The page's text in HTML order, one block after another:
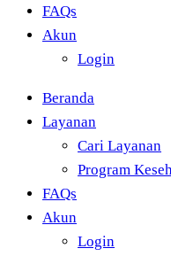
FAQs
Akun
Login
Beranda
Layanan
Cari Layanan
Program
FAQs
Akun
Login